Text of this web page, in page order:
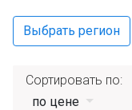
Выбрать регион
Сортировать по:
по цене